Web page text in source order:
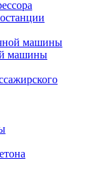
машины
машины